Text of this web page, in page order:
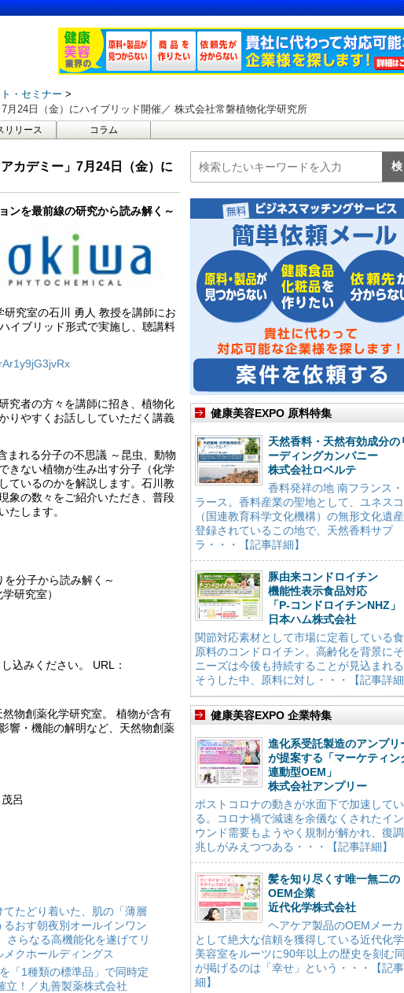
・セミナー
24日（金）にハイブリッド開催／ 株式会社常磐植物化学研究所
リリース コラム
カデミー」7月24日（金）に
ンを最前線の研究から読み解く～
究室の石川 勇人 教授を講師にお
イブリッド形式で実施し、聴講料
究者の方々を講師に招き、植物化
りやすくお話ししていただく講義
まれる分子の不思議 ～昆虫、動物
きない植物が生み出す分子（化学
ているのかを解説します。石川教
象の数々をご紹介いただき、普段
たします。
分子から読み解く～
研究室）
込みください。 URL：
物創薬化学研究室。 植物が含有
響・機能の解明など、天然物創薬
呂
たどり着いた、肌の「薄層
おす朝夜別オールインワン
さらなる高機能化を遂げてリ
クホールディングス
「1種類の標準品」で同時定
立！／丸善製薬株式会社
健康美容EXPO 原料特集
天然香料・天然有効成分の
ーディングカンパニー
株式会社ロベルテ
香料発祥の地 南フランス
ラース。香料産業の聖地として、ユネスコ
（国連教育科学文化機構）の無形文化遺
登録されているこの地で、天然香料サプ
ラ・・・【記事詳細】
豚由来コンドロイチン
機能性表示食品対応
「P-コンドロイチンNHZ」
日本ハム株式会社
関節対応素材として市場に定着している
原料のコンドロイチン。高齢化を背景に
ニーズは今後も持続することが見込まれる
そうした中、原料に対し・・・【記事詳細
健康美容EXPO 企業特集
進化系受託製造のアンプリ
が提案する「マーケティン
連動型OEM」
株式会社アンプリー
ポストコロナの動きが水面下で加速してい
る。コロナ禍で減速を余儀なくされたイ
ウンド需要もようやく規制が解かれ、復
兆しがみえつつある・・・【記事詳細】
髪を知り尽くす唯一無二の
OEM企業
近代化学株式会社
ヘアケア製品のOEMメー
として絶大な信頼を獲得している近代化学
美容室をルーツに90年以上の歴史を刻む
が掲げるのは「幸せ」という・・・【記
細】